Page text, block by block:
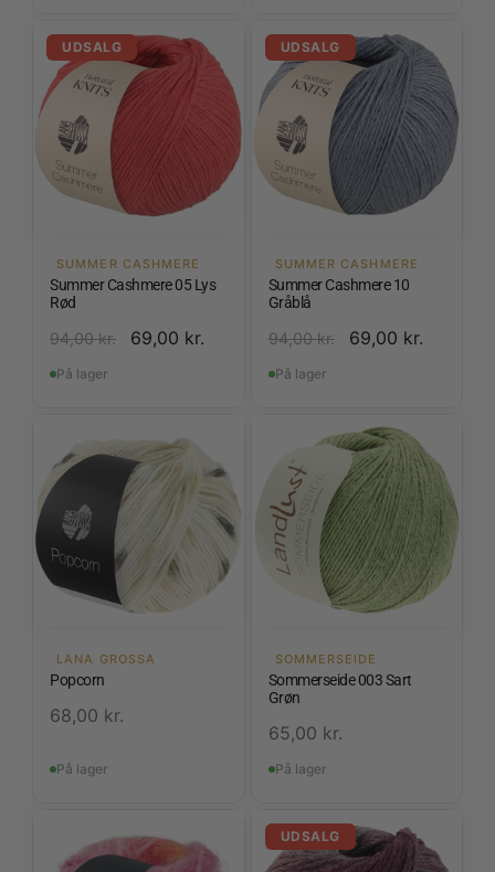
UDSALG
SUMMER CASHMERE
Summer Cashmere 05 Lys
Rød
94,00kr. 69,00 kr.
På lager
UDSALG
SUMMER CASHMERE
Summer Cashmere 10
Gråblå
94,00kr. 69,00 kr.
På lager
LANA GROSSA
Popcorn
68,00 kr.
På lager
SOMMERSEIDE
Sommerseide 003 Sart
Grøn
65,00 kr.
På lager
UDSALG